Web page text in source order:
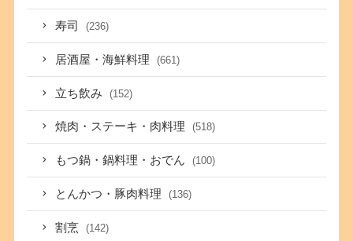
寿司 (236)
居酒屋・海鮮料理 (661)
立ち飲み (152)
焼肉・ステーキ・肉料理 (518)
もつ鍋・鍋料理・おでん (100)
とんかつ・豚肉料理 (136)
割烹 (142)